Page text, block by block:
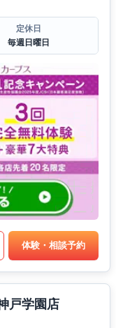
定休日
毎週日曜日
体験・相談予約
戸学園店